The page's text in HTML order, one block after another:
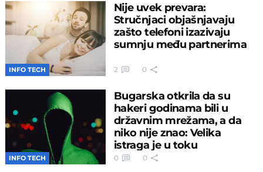
INFO TECH
Nije uvek prevara:
Stručnjaci objašnjavaju
zašto telefoni izazivaju
sumnju među partnerima
2 0
INFO TECH
Bugarska otkrila da su
hakeri godinama bili u
državnim mrežama, a da
niko nije znao: Velika
istraga je u toku
0 0